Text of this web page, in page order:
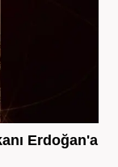
Erdoğan'a